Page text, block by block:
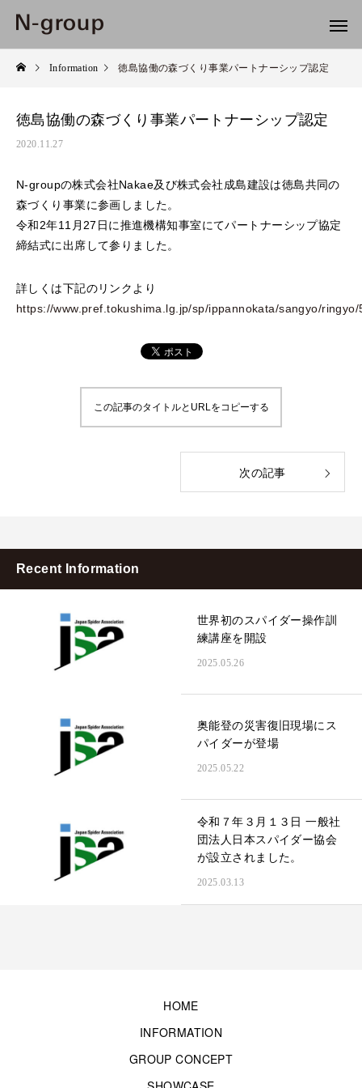
Information 徳島協働の森づくり事業パートナーシップ認定
徳島協働の森づくり事業パートナーシップ認定
2020.11.27
N-groupの株式会社Nakae及び株式会社成島建設は徳島共同の
森づくり事業に参画しました。
令和2年11月27日に推進機構知事室にてパートナーシップ協定
締結式に出席して参りました。
詳しくは下記のリンクより
https://www.pref.tokushima.lg.jp/sp/ippannokata/sangyo/
この記事のタイトルとURLをコピーする
次の記事
Recent Information
世界初のスパイダー操作訓
練講座を開設
2025.05.26
奥能登の災害復旧現場にス
パイダーが登場
2025.05.22
令和７年３月１３日 一般社
団法人日本スパイダー協会
が設立されました。
2025.03.13
HOME
INFORMATION
GROUP CONCEPT